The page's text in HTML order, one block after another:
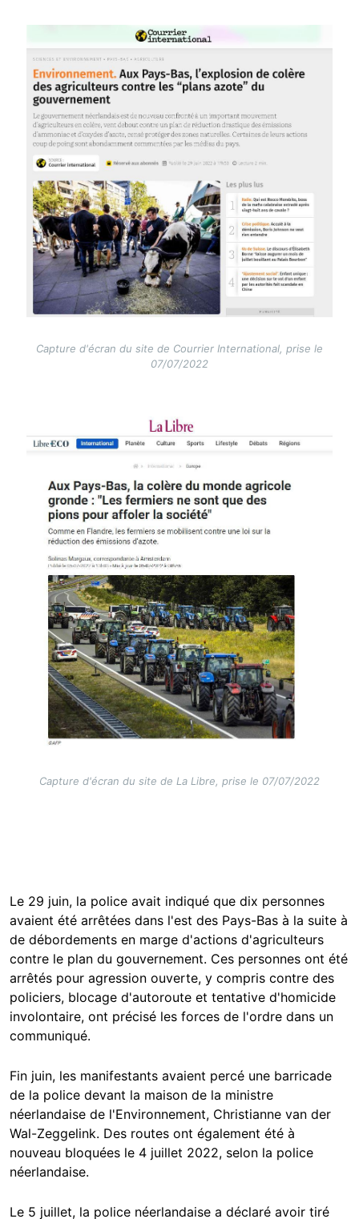
Capture d'écran du site de Courrier International, prise le
07/07/2022
Capture d'écran du site de La Libre, prise le 07/07/2022
Le 29 juin, la police avait indiqué que dix personnes
avaient été arrêtées dans l'est des Pays-Bas à la suite à
de débordements en marge d'actions d'agriculteurs
contre le plan du gouvernement. Ces personnes ont été
arrêtés pour agression ouverte, y compris contre des
policiers, blocage d'autoroute et tentative d'homicide
involontaire, ont précisé les forces de l'ordre dans un
communiqué.
Fin juin, les manifestants avaient percé une barricade
de la police devant la maison de la ministre
néerlandaise de l'Environnement, Christianne van der
Wal-Zeggelink. Des routes ont également été à
nouveau bloquées le 4 juillet 2022, selon la police
néerlandaise.
Le 5 juillet, la police néerlandaise a déclaré avoir tiré